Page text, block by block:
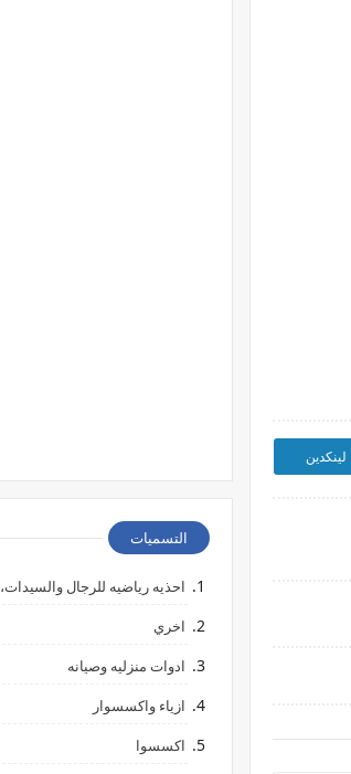
لينكدين
التسميات
احذيه رياضيه للرجال والسيدات،
اخري
ادوات منزليه وصيانه
ازياء واكسسوار
اكسسوا